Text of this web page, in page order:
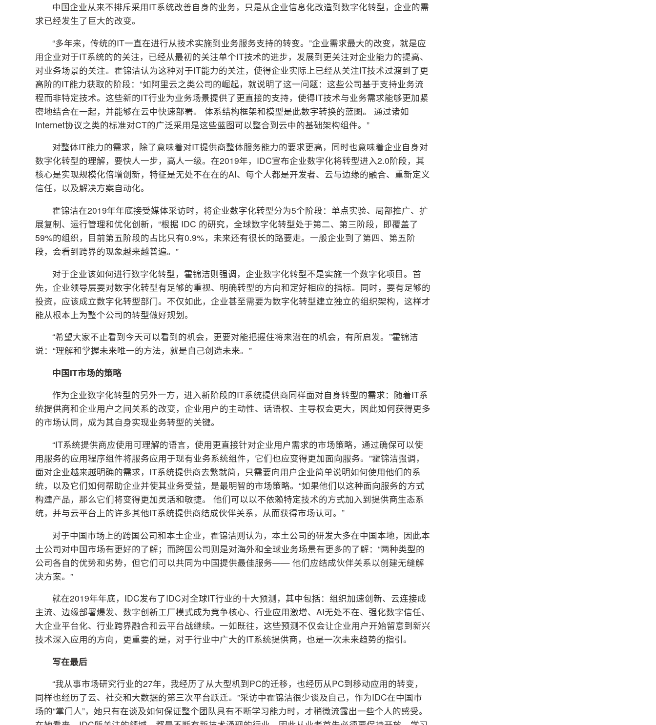
中国企业从来不排斥采用IT系统改善自身的业务，只是从企业信息化改造到数字化转型，企业的需
求已经发生了巨大的改变。
“多年来，传统的IT一直在进行从技术实施到业务服务支持的转变。”企业需求最大的改变，就是应
用企业对于IT系统的的关注，已经从最初的关注单个IT技术的进步，发展到更关注对企业能力的提高、
对业务场景的关注。霍锦洁认为这种对于IT能力的关注，使得企业实际上已经从关注IT技术过渡到了更
高阶的IT能力获取的阶段：“如阿里云之类公司的崛起，就说明了这一问题：这些公司基于支持业务流
程而非特定技术。这些新的IT行业为业务场景提供了更直接的支持，使得IT技术与业务需求能够更加紧
密地结合在一起，并能够在云中快速部署。 体系结构框架和模型是此数字转换的蓝图。 通过诸如
Internet协议之类的标准对CT的广泛采用是这些蓝图可以整合到云中的基础架构组件。”
对整体IT能力的需求，除了意味着对IT提供商整体服务能力的要求更高，同时也意味着企业自身对
数字化转型的理解，要快人一步，高人一级。在2019年，IDC宣布企业数字化将转型进入2.0阶段，其
核心是实现规模化倍增创新，特征是无处不在在的AI、每个人都是开发者、云与边缘的融合、重新定义
信任，以及解决方案自动化。
霍锦洁在2019年年底接受媒体采访时，将企业数字化转型分为5个阶段：单点实验、局部推广、扩
展复制、运行管理和优化创新，“根据 IDC 的研究，全球数字化转型处于第二、第三阶段，即覆盖了
59%的组织，目前第五阶段的占比只有0.9%，未来还有很长的路要走。一般企业到了第四、第五阶
段，会看到跨界的现象越来越普遍。”
对于企业该如何进行数字化转型，霍锦洁则强调，企业数字化转型不是实施一个数字化项目。首
先，企业领导层要对数字化转型有足够的重视、明确转型的方向和定好相应的指标。同时，要有足够的
投资，应该成立数字化转型部门。不仅如此，企业甚至需要为数字化转型建立独立的组织架构，这样才
能从根本上为整个公司的转型做好规划。
“希望大家不止看到今天可以看到的机会，更要对能把握住将来潜在的机会，有所启发。”霍锦洁
说：“理解和掌握未来唯一的方法，就是自己创造未来。”
中国IT市场的策略
作为企业数字化转型的另外一方，进入新阶段的IT系统提供商同样面对自身转型的需求：随着IT系
统提供商和企业用户之间关系的改变，企业用户的主动性、话语权、主导权会更大，因此如何获得更多
的市场认同，成为其自身实现业务转型的关键。
“IT系统提供商应使用可理解的语言，使用更直接针对企业用户需求的市场策略，通过确保可以使
用服务的应用程序组件将服务应用于现有业务系统组件，它们也应变得更加面向服务。”霍锦洁强调，
面对企业越来越明确的需求，IT系统提供商去繁就简，只需要向用户企业简单说明如何使用他们的系
统，以及它们如何帮助企业并使其业务受益，是最明智的市场策略。“如果他们以这种面向服务的方式
构建产品，那么它们将变得更加灵活和敏捷。 他们可以以不依赖特定技术的方式加入到提供商生态系
统，并与云平台上的许多其他IT系统提供商结成伙伴关系，从而获得市场认可。”
对于中国市场上的跨国公司和本土企业，霍锦洁则认为，本土公司的研发大多在中国本地，因此本
土公司对中国市场有更好的了解；而跨国公司则是对海外和全球业务场景有更多的了解：“两种类型的
公司各自的优势和劣势，但它们可以共同为中国提供最佳服务—— 他们应结成伙伴关系以创建无缝解
决方案。”
就在2019年年底，IDC发布了IDC对全球IT行业的十大预测，其中包括：组织加速创新、云连接成
主流、边缘部署爆发、数字创新工厂模式成为竞争核心、行业应用激增、AI无处不在、强化数字信任、
大企业平台化、行业跨界融合和云平台战继续。一如既往，这些预测不仅会让企业用户开始留意到新兴
技术深入应用的方向，更重要的是，对于行业中广大的IT系统提供商，也是一次未来趋势的指引。
写在最后
“我从事市场研究行业的27年，我经历了从大型机到PC的迁移，也经历从PC到移动应用的转变，
同样也经历了云、社交和大数据的第三次平台跃迁。”采访中霍锦洁很少谈及自己，作为IDC在中国市
场的“掌门人”，她只有在谈及如何保证整个团队具有不断学习能力时，才稍微流露出一些个人的感受。